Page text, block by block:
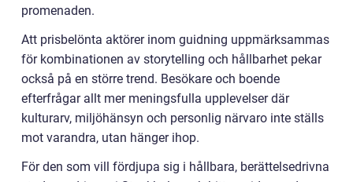
promenaden.
Att prisbelönta aktörer inom guidning uppmärksammas
för kombinationen av storytelling och hållbarhet pekar
också på en större trend. Besökare och boende
efterfrågar allt mer meningsfulla upplevelser där
kulturarv, miljöhänsyn och personlig närvaro inte ställs
mot varandra, utan hänger ihop.
För den som vill fördjupa sig i hållbara, berättelsedrivna